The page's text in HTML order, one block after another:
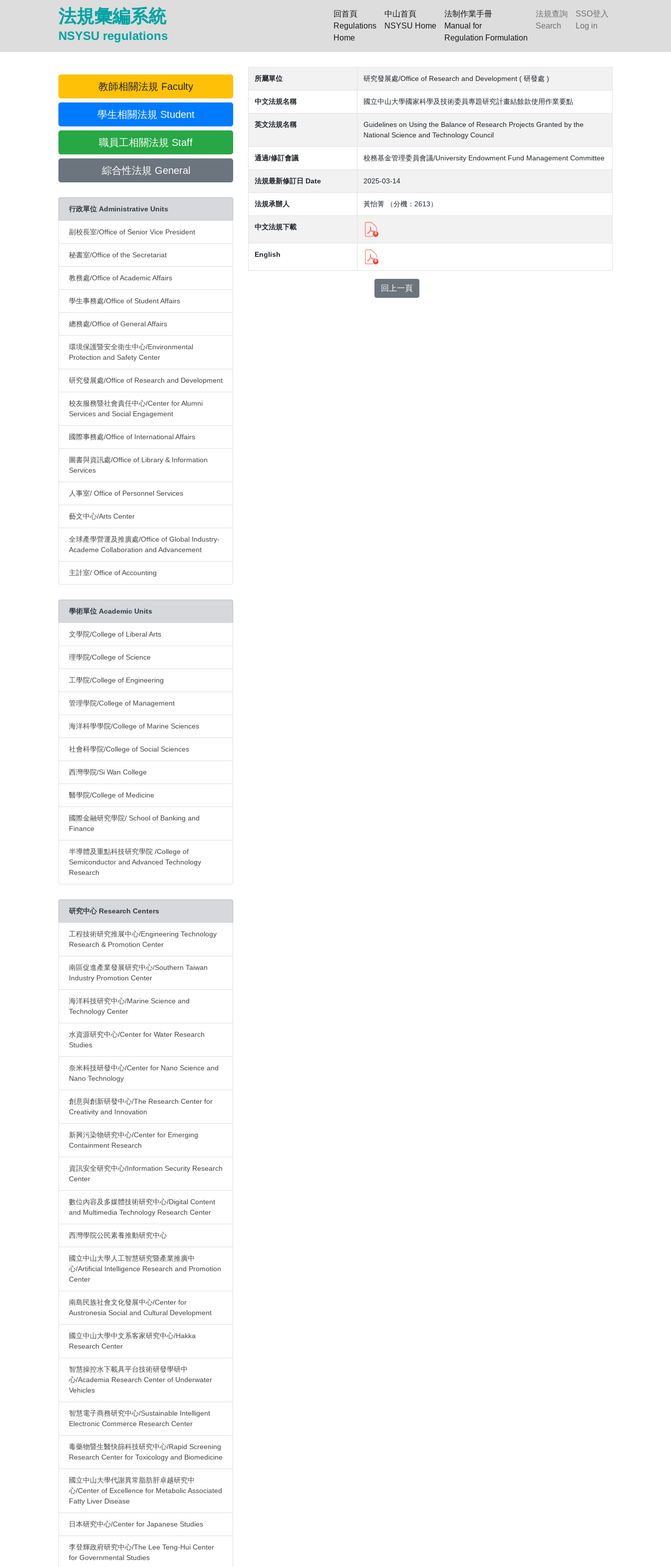
法規彙編系統
NSYSU regulations
回首頁
Regulations
Home
中山首頁
NSYSU Home
法制作業手冊
Manual for
Regulation Formulation
法規查詢
Search
SSO登入
Log in
教師相關法規 Faculty
學生相關法規 Student
職員工相關法規 Staff
綜合性法規 General
行政單位 Administrative Units
副校長室/Office of Senior Vice President
秘書室/Office of the Secretariat
教務處/Office of Academic Affairs
學生事務處/Office of Student Affairs
總務處/Office of General Affairs
環境保護暨安全衛生中心/Environmental
Protection and Safety Center
研究發展處/Office of Research and Development
校友服務暨社會責任中心/Center for Alumni
Services and Social Engagement
國際事務處/Office of International Affairs
圖書與資訊處/Office of Library & Information
Services
人事室/ Office of Personnel Services
藝文中心/Arts Center
全球產學營運及推廣處/Office of Global Industry-
Academe Collaboration and Advancement
主計室/ Office of Accounting
學術單位 Academic Units
文學院/College of Liberal Arts
理學院/College of Science
工學院/College of Engineering
管理學院/College of Management
海洋科學學院/College of Marine Sciences
社會科學院/College of Social Sciences
西灣學院/Si Wan College
醫學院/College of Medicine
國際金融研究學院/ School of Banking and
Finance
半導體及重點科技研究學院 /College of
Semiconductor and Advanced Technology
Research
研究中心 Research Centers
工程技術研究推展中心/Engineering Technology
Research & Promotion Center
南區促進產業發展研究中心/Southern Taiwan
Industry Promotion Center
海洋科技研究中心/Marine Science and
Technology Center
水資源研究中心/Center for Water Research
Studies
奈米科技研發中心/Center for Nano Science and
Nano Technology
創意與創新研發中心/The Research Center for
Creativity and Innovation
新興污染物研究中心/Center for Emerging
Containment Research
資訊安全研究中心/Information Security Research
Center
數位內容及多媒體技術研究中心/Digital Content
and Multimedia Technology Research Center
西灣學院公民素養推動研究中心
國立中山大學人工智慧研究暨產業推廣中
心/Artificial Intelligence Research and Promotion
Center
南島民族社會文化發展中心/Center for
Austronesia Social and Cultural Development
國立中山大學中文系客家研究中心/Hakka
Research Center
智慧操控水下載具平台技術研發學研中
心/Academia Research Center of Underwater
Vehicles
智慧電子商務研究中心/Sustainable Intelligent
Electronic Commerce Research Center
毒藥物暨生醫快篩科技研究中心/Rapid Screening
Research Center for Toxicology and Biomedicine
國立中山大學代謝異常脂肪肝卓越研究中
心/Center of Excellence for Metabolic Associated
Fatty Liver Disease
日本研究中心/Center for Japanese Studies
李登輝政府研究中心/The Lee Teng-Hui Center
for Governmental Studies
所屬單位 研究發展處/Office of Research and Development ( 研發處 )
中文法規名稱 國立中山大學國家科學及技術委員專題研究計畫結餘款使用作業要點
英文法規名稱
Guidelines on Using the Balance of Research Projects Granted by the
National Science and Technology Council
通過/修訂會議 校務基金管理委員會議/University Endowment Fund Management Committee
法規最新修訂日 Date 2025-03-14
法規承辦人 黃怡菁 （分機：2613）
中文法規下載
English
回上一頁